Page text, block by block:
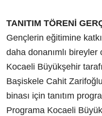
TANITIM TÖRENİ
Gençlerin eğitimine
daha donanımlı bireyler
Kocaeli Büyükşehir
Başiskele Cahit
binası için tanıtım
Programa Kocaeli